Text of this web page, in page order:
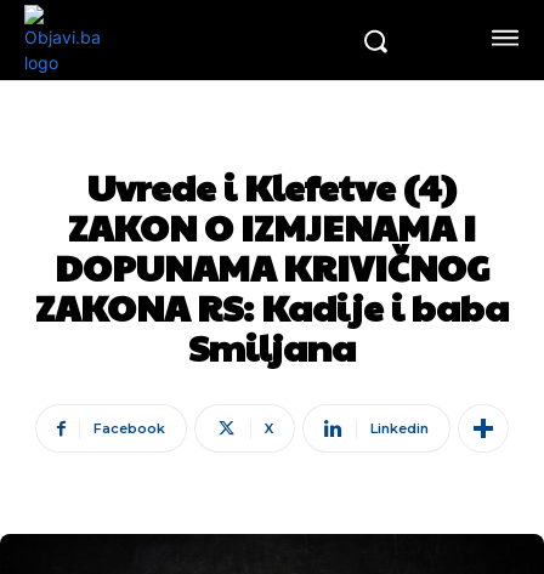
Uvrede i Klefetve (4)
ZAKON O IZMJENAMA I
DOPUNAMA KRIVIČNOG
ZAKONA RS: Kadije i baba
Smiljana
Facebook X Linkedin